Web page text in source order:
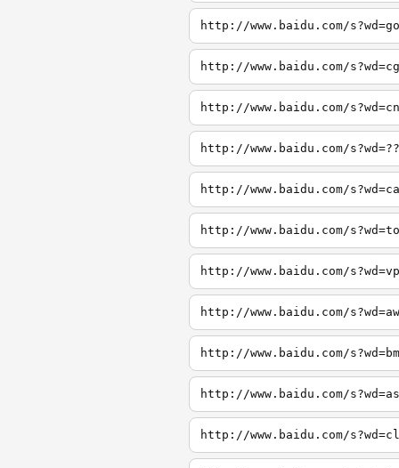
http://www.baidu.com/
http://www.baidu.com/
http://www.baidu.com/
http://www.baidu.com/
http://www.baidu.com/
http://www.baidu.com/
http://www.baidu.com/
http://www.baidu.com/
http://www.baidu.com/
http://www.baidu.com/
http://www.baidu.com/